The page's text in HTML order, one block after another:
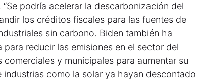
podría acelerar la descarbonización del
los créditos fiscales para las fuentes de
sin carbono. Biden también ha
reducir las emisiones en el sector del
y municipales para aumentar su
como la solar ya hayan descontado